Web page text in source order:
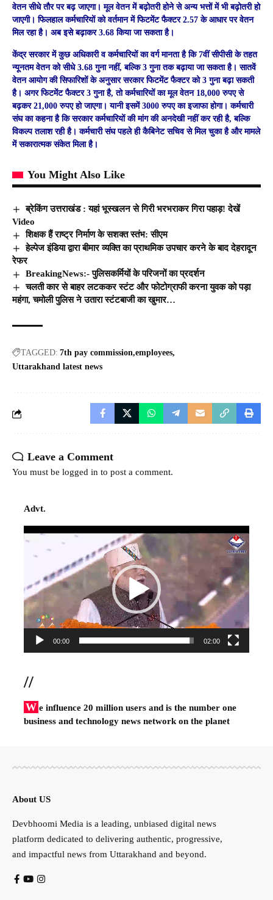
वेतन सीधे तौर पर बढ़ जाएगा। मूल वेतन में बढ़ोतरी होने से अन्य भत्तों में भी बढ़ोतरी हो
जाएगी। फिलहाल कर्मचारियों को वर्तमान में फिटमेंट फैक्टर 2.57 के आधार पर वेतन
मिल रहा है। अब इसे बढ़ाकर 3.68 किया जा सकता है।
केंद्र सरकार में कुछ अधिकारी व कर्मचारियों का वर्ग मानता है कि 7वीं सीपीसी के तहत
न्यूनतम वेतन को सीधे 3.68 गुना नहीं, बल्कि 3 गुना तक बढ़ाया जा सकता है। सातवें
वेतन आयोग की सिफारिशों के अनुसार सरकार फिटमेंट फैक्टर को 3 गुना बढ़ा सकती
है। अगर फिटमेंट फैक्टर 3 गुना है, तो कर्मचारियों का मूल वेतन 18,000 रुपए से
बढ़कर 21,000 रुपए हो जाएगा। यानी इसमें 3000 रुपए का इजाफा होगा। कर्मचारी
संघ का कहना है कि सरकार कर्मचारियों की मांग की अनदेखी नहीं कर रही है, बल्कि
विकल्प तलाश रही है। कर्मचारी संघ पहले ही कैबिनेट सचिव से मिल चुका है और मामले
में सकारात्मक संकेत मिला है।
You Might Also Like
ब्रेकिंग उत्तराखंड : यहां भूस्खलन से गिरी भरभराकर गिरा पहाड़! देखें
Video
शिक्षक हैं राष्ट्र निर्माण के सशक्त स्तंभ: सीएम
हेल्पेज इंडिया द्वारा बीमार व्यक्ति का प्राथमिक उपचार करने के बाद देहरादून
रेफर
BreakingNews:- पुलिसकर्मियों के परिजनों का प्रदर्शन
चलती कार से बाहर लटककर स्टंट और फोटोग्राफी करना युवक को पड़ा
महंगा, चमोली पुलिस ने उतारा स्टंटबाजी का खुमार…
TAGGED: 7th pay commission employees
Uttarakhand latest news
Leave a Comment
You must be logged in to post a comment.
Advt.
Video
00:00 02:00
//
W e influence 20 million users and is the number one
business and technology news network on the planet
About US
Devbhoomi Media is a leading, unbiased digital news
platform dedicated to delivering authentic, progressive,
and impactful news from Uttarakhand and beyond.